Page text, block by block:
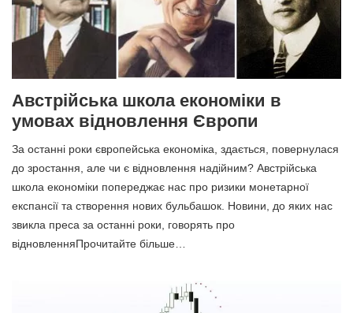
Австрійська школа економіки в
умовах відновлення Європи
За останні роки європейська економіка, здається, повернулася
до зростання, але чи є відновлення надійним? Австрійська
школа економіки попереджає нас про ризики монетарної
експансії та створення нових бульбашок. Новини, до яких нас
звикла преса за останні роки, говорять про
відновленняПрочитайте більше…